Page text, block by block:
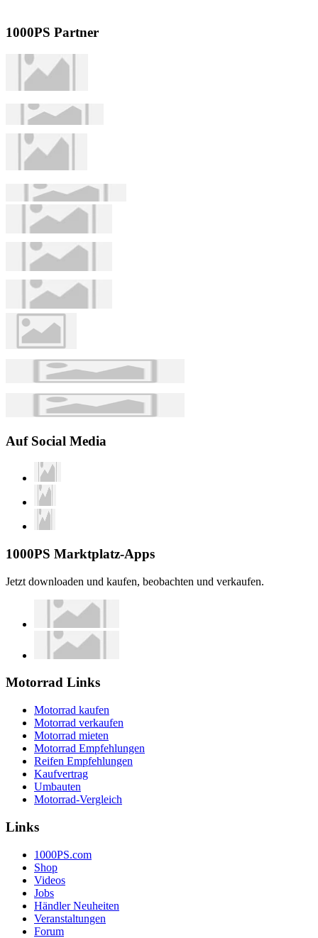
1000PS Partner
Auf Social Media
1000PS Marktplatz-Apps
Jetzt downloaden und kaufen, beobachten und verkaufen.
Motorrad Links
Motorrad kaufen
Motorrad verkaufen
Motorrad mieten
Motorrad Empfehlungen
Reifen Empfehlungen
Kaufvertrag
Umbauten
Motorrad-Vergleich
Links
1000PS.com
Shop
Videos
Jobs
Händler Neuheiten
Veranstaltungen
Forum